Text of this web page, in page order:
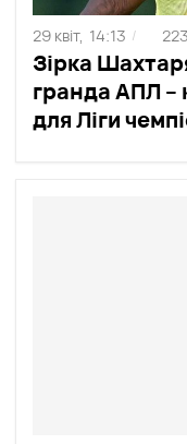
Зірка
гранда АПЛ –
для Ліги
29 квіт, 14:13 / 223